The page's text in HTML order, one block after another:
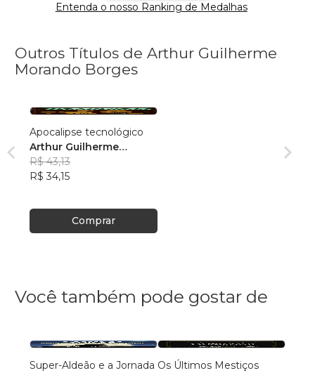
Entenda o nosso Ranking de Medalhas
Outros Títulos de Arthur Guilherme
Morando Borges
Apocalipse tecnológico
Arthur Guilherme
Morando Borges
R$ 43,13
R$ 34,15
Comprar
Você também pode gostar de
Super-Aldeão e a Jornada Os Últimos Mestiços